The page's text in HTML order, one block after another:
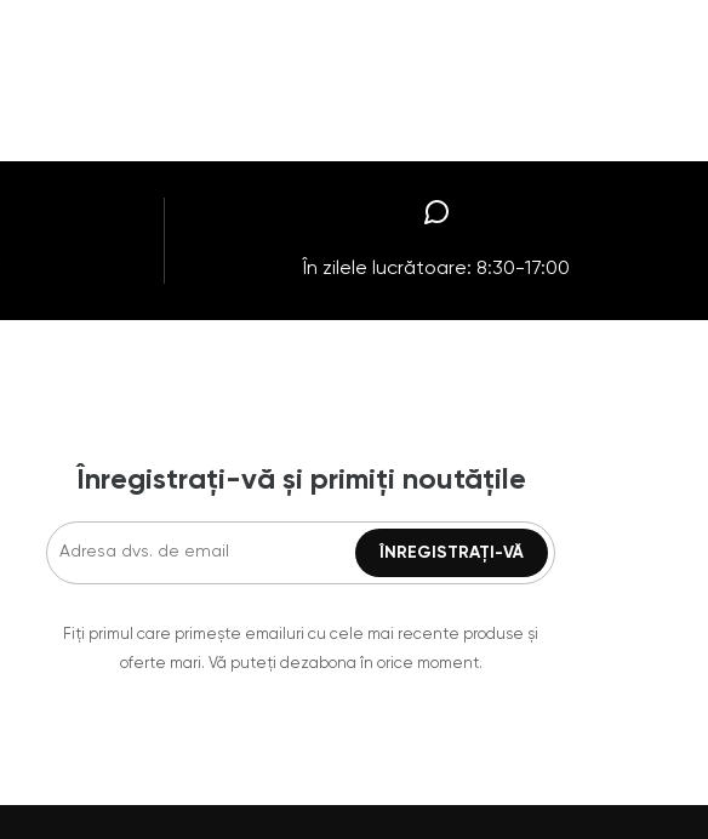
În zilele lucrătoare: 8:30-17:00
Înregistrați-vă și primiți noutățile
Fiți primul care primește emailuri cu cele mai recente produse și
oferte mari. Vă puteți dezabona în orice moment.